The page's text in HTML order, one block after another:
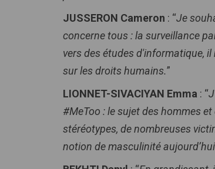
JUSSERON Cameron : “Je
concerne tous : la surveillance
vers des études d'informatique,
sur les droits humains.”
LIONNET-SIVACIYAN Emma : “
#MeToo : le sujet des hommes
stéréotypes, de nombreuses
notion de masculinité